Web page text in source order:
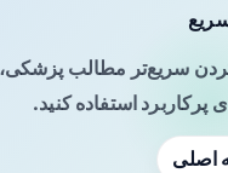
سریع‌تر مطالب
استفاده کنید.
اصلی